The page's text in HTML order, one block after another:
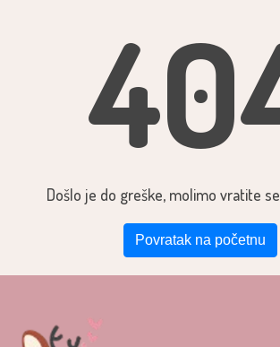
Došlo je do greške, molimo vratite
Povratak na početnu